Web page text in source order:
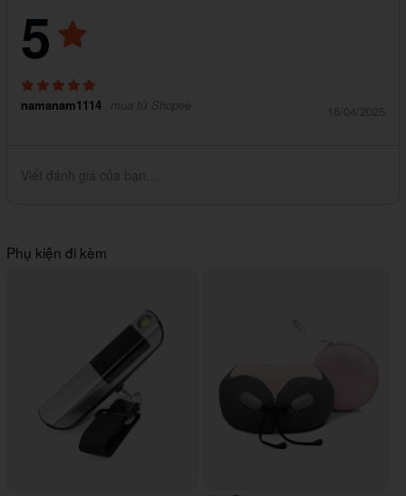
5
namanam1114 mua từ Shopee 16/04/2025
Viết đánh giá của bạn...
Phụ kiện đi kèm